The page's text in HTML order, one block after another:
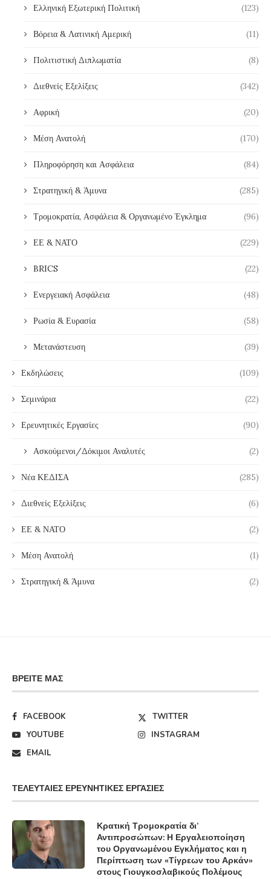
Ελληνική Εξωτερική Πολιτική (123)
Βόρεια & Λατινική Αμερική (11)
Πολιτιστική Διπλωματία (8)
Διεθνείς Εξελίξεις (342)
Αφρική (20)
Μέση Ανατολή (170)
Πληροφόρηση και Ασφάλεια (84)
Στρατηγική & Άμυνα (285)
Τρομοκρατία, Ασφάλεια & Οργανωμένο Έγκλημα (96)
ΕΕ & ΝΑΤΟ (229)
BRICS (22)
Ενεργειακή Ασφάλεια (48)
Ρωσία & Ευρασία (58)
Μετανάστευση (39)
Εκδηλώσεις (109)
Σεμινάρια (22)
Ερευνητικές Εργασίες (90)
Ασκούμενοι/Δόκιμοι Αναλυτές (2)
Νέα ΚΕΔΙΣΑ (285)
Διεθνείς Εξελίξεις (6)
ΕΕ & ΝΑΤΟ (2)
Μέση Ανατολή (1)
Στρατηγική & Άμυνα (2)
ΒΡΕΊΤΕ ΜΑΣ
FACEBOOK
TWITTER
YOUTUBE
INSTAGRAM
EMAIL
ΤΕΛΕΥΤΑΊΕΣ ΕΡΕΥΝΗΤΙΚΈΣ ΕΡΓΑΣΊΕΣ
Κρατική Τρομοκρατία δι’
Αντιπροσώπων: Η Εργαλειοποίηση
του Οργανωμένου Εγκλήματος και η
Περίπτωση των «Τίγρεων του Αρκάν»
στους Γιουγκοσλαβικούς Πολέμους